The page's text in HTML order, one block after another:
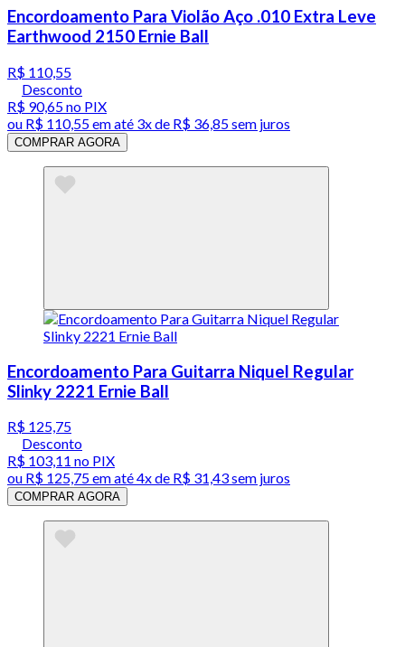
Encordoamento Para Violão Aço .010 Extra Leve
Earthwood 2150 Ernie Ball
R$ 110,55
Desconto
R$ 90,65no PIX
ou R$ 110,55em até 3x de R$ 36,85 sem juros
COMPRAR AGORA
Encordoamento Para Guitarra Niquel Regular
Slinky 2221 Ernie Ball
R$ 125,75
Desconto
R$ 103,11 no PIX
ou R$ 125,75em até4x de R$ 31,43 sem juros
COMPRAR AGORA